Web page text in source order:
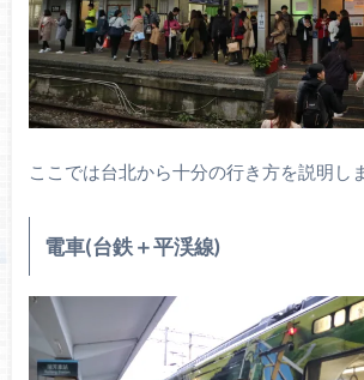
ここでは台北から十分の行き方を説明し
電車(台鉄＋平渓線)